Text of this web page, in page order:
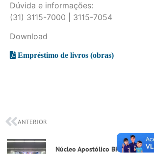
Dúvida e informações:
(31) 3115-7000 | 3115-7054
Download
Empréstimo de livros (obras)
ANTERIOR
Núcleo Apostólico BH e Santa